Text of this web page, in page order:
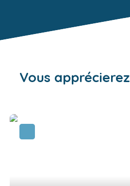
Vous apprécierez